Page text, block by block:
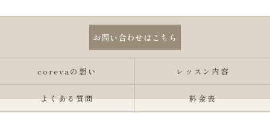
お問い合わせはこちら
corevaの想い レッスン内容
よくある質問 料金表